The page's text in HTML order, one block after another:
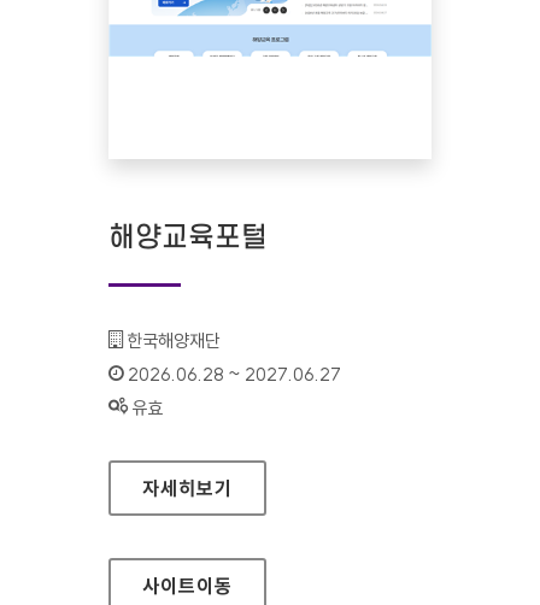
해양교육포털
기관명 :
한국해양재단
인증기간 :
2026.06.28 ~ 2027.06.27
상태 :
유효
해양교육포털
자세히보기
사이트이동